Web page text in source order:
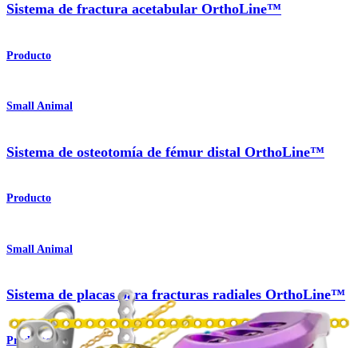
Sistema de fractura acetabular OrthoLine™
Producto
Small Animal
Sistema de osteotomía de fémur distal OrthoLine™
Producto
Small Animal
Sistema de placas para fracturas radiales OrthoLine™
Producto